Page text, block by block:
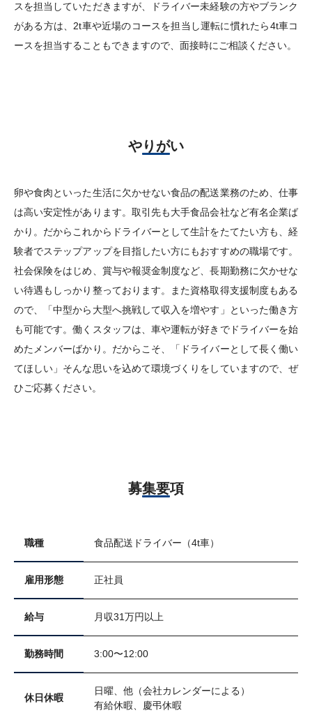
スを担当していただきますが、ドライバー未経験の方やブランク
がある方は、2t車や近場のコースを担当し運転に慣れたら4t車コ
ースを担当することもできますので、面接時にご相談ください。
やりがい
卵や食肉といった生活に欠かせない食品の配送業務のため、仕事
は高い安定性があります。取引先も大手食品会社など有名企業ば
かり。だからこれからドライバーとして生計をたてたい方も、経
験者でステップアップを目指したい方にもおすすめの職場です。
社会保険をはじめ、賞与や報奨金制度など、長期勤務に欠かせな
い待遇もしっかり整っております。また資格取得支援制度もある
ので、「中型から大型へ挑戦して収入を増やす」といった働き方
も可能です。働くスタッフは、車や運転が好きでドライバーを始
めたメンバーばかり。だからこそ、「ドライバーとして長く働い
てほしい」そんな思いを込めて環境づくりをしていますので、ぜ
ひご応募ください。
募集要項
職種 食品配送ドライバー（4t車）
雇用形態 正社員
給与 月収31万円以上
勤務時間 3:00〜12:00
休日休暇
日曜、他（会社カレンダーによる）
有給休暇、慶弔休暇